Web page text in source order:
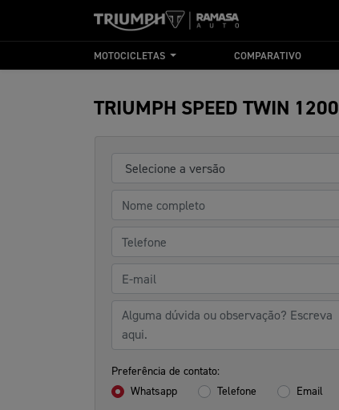
MOTOCICLETAS COMPARATIVO
TRIUMPH SPEED TWIN 1200
Preferência de contato:
Whatsapp
Telefone Email